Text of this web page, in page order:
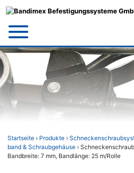
Startseite › Produkte ›
band & Schraub­gehäuse ›
Bandbreite: 7 mm, Bandlänge: 25 m/Rolle